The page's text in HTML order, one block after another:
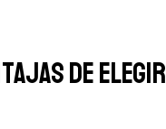
de elegir